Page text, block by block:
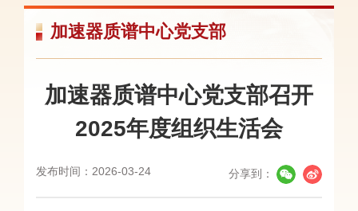
加速器质谱中心党支部
加速器质谱中心党支部召开
2025年度组织生活会
发布时间：2026-03-24 分享到：